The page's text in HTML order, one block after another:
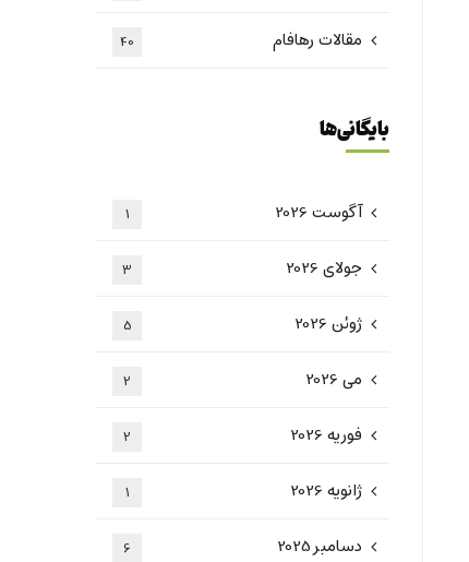
مقالات رهافام 40
بایگانی‌ها
آگوست 2026 1
جولای 2026 3
ژوئن 2026 5
می 2026 2
فوریه 2026 2
ژانویه 2026 1
دسامبر 2025 6